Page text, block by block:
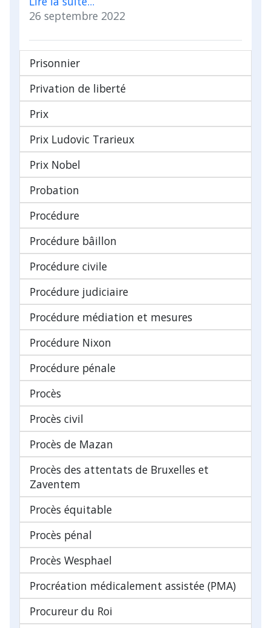
26 septembre 2022
Prisonnier
Privation de liberté
Prix
Prix Ludovic Trarieux
Prix Nobel
Probation
Procédure
Procédure bâillon
Procédure civile
Procédure judiciaire
Procédure médiation et mesures
Procédure Nixon
Procédure pénale
Procès
Procès civil
Procès de Mazan
Procès des attentats de Bruxelles et
Zaventem
Procès équitable
Procès pénal
Procès Wesphael
Procréation médicalement assistée (PMA)
Procureur du Roi